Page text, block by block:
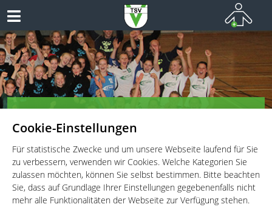
Cookie-Einstellungen
Für statistische Zwecke und um unsere Webseite laufend für Sie
zu verbessern, verwenden wir Cookies. Welche Kategorien Sie
zulassen möchten, können Sie selbst bestimmen. Bitte beachten
Sie, dass auf Grundlage Ihrer Einstellungen gegebenenfalls nicht
mehr alle Funktionalitäten der Webseite zur Verfügung stehen.
Handballern des TSV Vaterstetten!
Teamsport vom Allerfeinsten